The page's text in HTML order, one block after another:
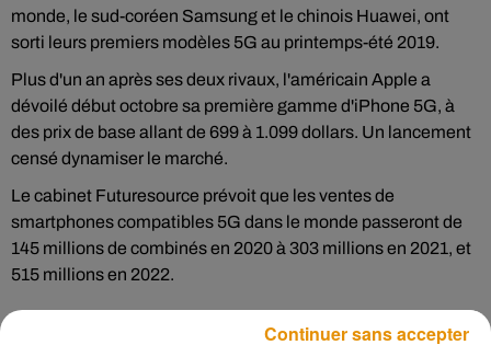
monde, le sud-coréen Samsung et le chinois Huawei, ont
sorti leurs premiers modèles 5G au printemps-été 2019.
Plus d'un an après ses deux rivaux, l'américain Apple a
dévoilé début octobre sa première gamme d'iPhone 5G, à
des prix de base allant de 699 à 1.099 dollars. Un lancement
censé dynamiser le marché.
Le cabinet Futuresource prévoit que les ventes de
smartphones compatibles 5G dans le monde passeront de
145 millions de combinés en 2020 à 303 millions en 2021, et
515 millions en 2022.
Continuer sans accepter